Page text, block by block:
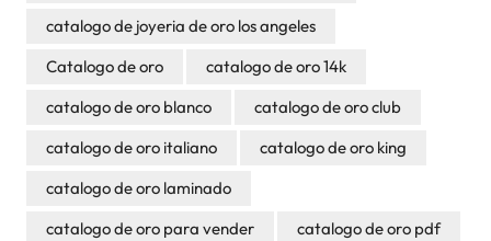
catalogo de joyeria de oro los angeles
Catalogo de oro
catalogo de oro 14k
catalogo de oro blanco
catalogo de oro club
catalogo de oro italiano
catalogo de oro king
catalogo de oro laminado
catalogo de oro para vender
catalogo de oro pdf